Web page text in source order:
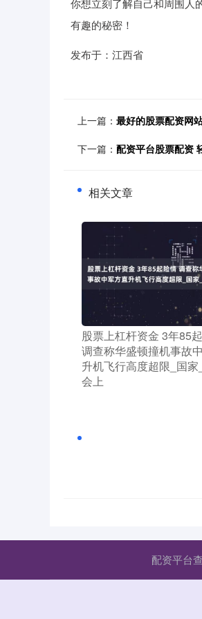
你想立刻了解自己和周围人
有趣的秘密！
发布于：江西省
上一篇： 最好的股票配资网
下一篇： 配资平台股票配资
相关文章
股票上杠杆资金 3年85
调查称华盛顿撞机事故
升机飞行高度超限_国家
会上
配资平台